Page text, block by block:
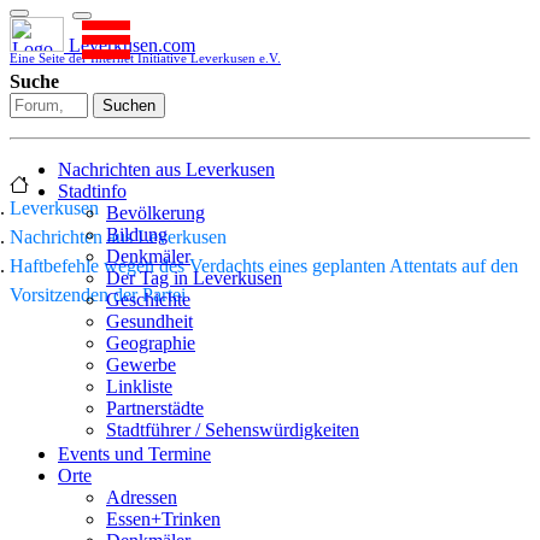
Leverkusen.com
Eine Seite der Internet Initiative Leverkusen e.V.
Suche
Suchen
Nachrichten aus Leverkusen
Stadtinfo
Bevölkerung
Bildung
Denkmäler
Der Tag in Leverkusen
Geschichte
Gesundheit
Geographie
Gewerbe
Linkliste
Partnerstädte
Stadtführer / Sehenswürdigkeiten
Stadtplan
Sport
Who is who
Events und Termine
Orte
Adressen
Essen+Trinken
Leverkusen
Nachrichten aus Leverkusen
Haftbefehle wegen des Verdachts eines geplanten Attentats auf den
Vorsitzenden der Partei